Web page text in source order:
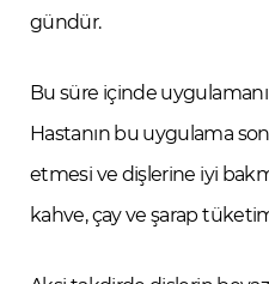
gündür.
Bu süre içinde
Hastanın bu uygulama
etmesi ve dişlerine iyi
kahve, çay ve şarap